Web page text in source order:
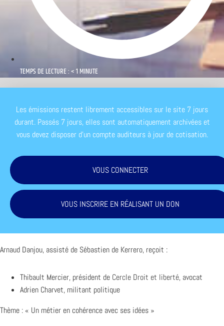
TEMPS DE LECTURE : < 1 MINUTE
Les émissions restent librement accessibles sur le site 7 jours
durant. Passés 7 jours, elles sont automatiquement archivées et
vous devez disposer d'un compte auditeurs à jour de cotisation.
VOUS CONNECTER
VOUS INSCRIRE EN RÉALISANT UN DON
Arnaud Danjou, assisté de Sébastien de Kerrero, reçoit :
Thibault Mercier, président de Cercle Droit et liberté, avocat
Adrien Charvet, militant politique
Thème : « Un métier en cohérence avec ses idées »